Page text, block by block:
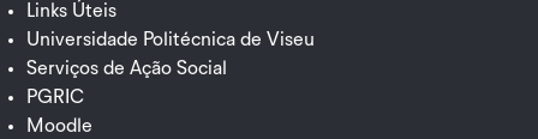
Links Úteis
Universidade Politécnica de Viseu
Serviços de Ação Social
PGRIC
Moodle